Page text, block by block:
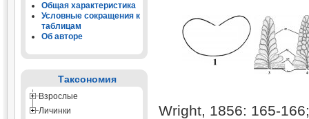
Общая характеристика
Условные сокращения к
таблицам
Об авторе
Таксономия
Взрослые
Личинки
Wright, 1856: 165-